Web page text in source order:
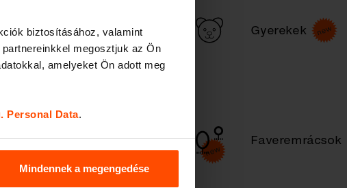
biztosításához, valamint
megosztjuk az Ön
amelyeket Ön adott meg
Personal Data.
Mindennek a megengedése
Köztéri
hamutartó
Gyerekek
Kerékpártárolók
/ roller
támaszok
Faveremrácsok